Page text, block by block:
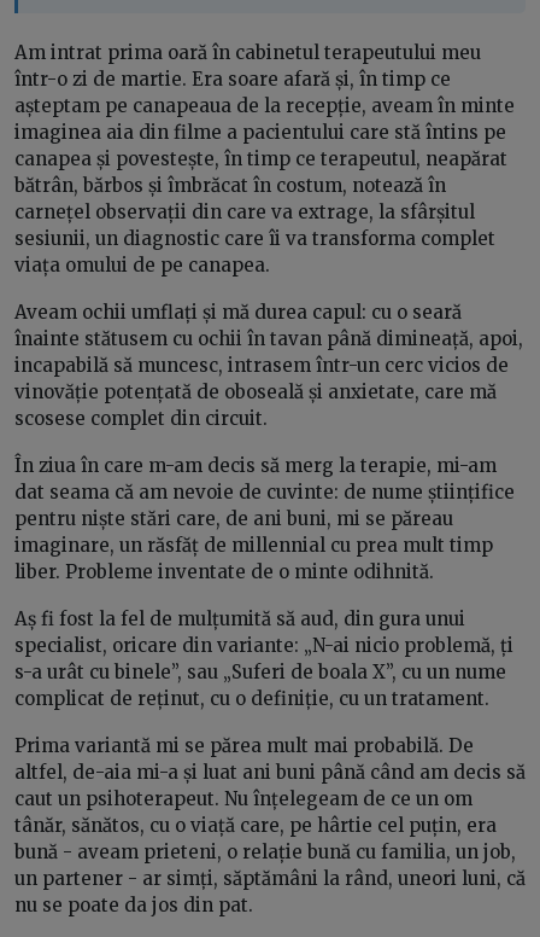
Am intrat prima oară în cabinetul terapeutului meu
într-o zi de martie. Era soare afară și, în timp ce
așteptam pe canapeaua de la recepție, aveam în minte
imaginea aia din filme a pacientului care stă întins pe
canapea și povestește, în timp ce terapeutul, neapărat
bătrân, bărbos și îmbrăcat în costum, notează în
carnețel observații din care va extrage, la sfârșitul
sesiunii, un diagnostic care îi va transforma complet
viața omului de pe canapea.
Aveam ochii umflați și mă durea capul: cu o seară
înainte stătusem cu ochii în tavan până dimineață, apoi,
incapabilă să muncesc, intrasem într-un cerc vicios de
vinovăție potențată de oboseală și anxietate, care mă
scosese complet din circuit.
În ziua în care m-am decis să merg la terapie, mi-am
dat seama că am nevoie de cuvinte: de nume științifice
pentru niște stări care, de ani buni, mi se păreau
imaginare, un răsfăț de millennial cu prea mult timp
liber. Probleme inventate de o minte odihnită.
Aș fi fost la fel de mulțumită să aud, din gura unui
specialist, oricare din variante: „N-ai nicio problemă, ți
s-a urât cu binele”, sau „Suferi de boala X”, cu un nume
complicat de reținut, cu o definiție, cu un tratament.
Prima variantă mi se părea mult mai probabilă. De
altfel, de-aia mi-a și luat ani buni până când am decis să
caut un psihoterapeut. Nu înțelegeam de ce un om
tânăr, sănătos, cu o viață care, pe hârtie cel puțin, era
bună - aveam prieteni, o relație bună cu familia, un job,
un partener - ar simți, săptămâni la rând, uneori luni, că
nu se poate da jos din pat.